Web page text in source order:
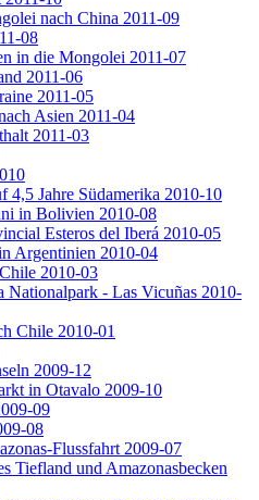
nach China 2011-09
08
in die Mongolei 2011-07
2011-06
2011-05
Asien 2011-04
2011-03
4,5 Jahre Südamerika 2010-10
in Bolivien 2010-08
Esteros del Iberá 2010-05
Argentinien 2010-04
2010-03
Nationalpark - Las Vicuñas 2010-
Chile 2010-01
2009-12
in Otavalo 2009-10
09
08
Flussfahrt 2009-07
Tiefland und Amazonasbecken